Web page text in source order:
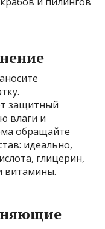
защитный
влаги и
обращайте
идеально,
глицерин,
витамины.